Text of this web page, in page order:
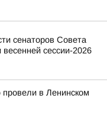
сенаторов Совета
сессии-2026
провели в Ленинском